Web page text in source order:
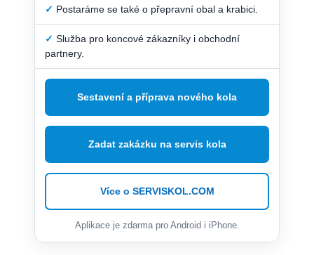
✓ Postaráme se také o přepravní obal a krabici.
✓ Služba pro koncové zákazníky i obchodní
partnery.
Sestavení a příprava nového kola
Zadat zakázku na servis kola
Více o SERVISKOL.COM
Aplikace je zdarma pro Android i iPhone.